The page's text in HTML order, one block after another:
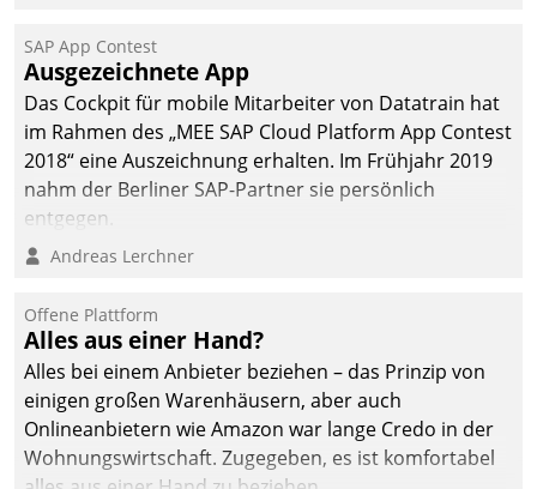
SAP App Contest
Ausgezeichnete App
Das Cockpit für mobile Mitarbeiter von Datatrain hat
im Rahmen des „MEE SAP Cloud Platform App Contest
2018“ eine Auszeichnung erhalten. Im Frühjahr 2019
nahm der Berliner SAP-Partner sie persönlich
entgegen.
Andreas Lerchner
Offene Plattform
Alles aus einer Hand?
Alles bei einem Anbieter beziehen – das Prinzip von
einigen großen Warenhäusern, aber auch
Onlineanbietern wie Amazon war lange Credo in der
Wohnungswirtschaft. Zugegeben, es ist komfortabel